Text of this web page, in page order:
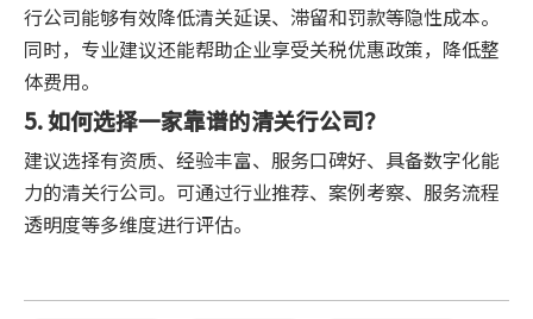
行公司能够有效降低清关延误、滞留和罚款等隐性成本。
同时，专业建议还能帮助企业享受关税优惠政策，降低整
体费用。
5. 如何选择一家靠谱的清关行公司？
建议选择有资质、经验丰富、服务口碑好、具备数字化能
力的清关行公司。可通过行业推荐、案例考察、服务流程
透明度等多维度进行评估。